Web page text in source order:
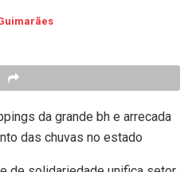
da grande bh e arrecada
das chuvas no estado